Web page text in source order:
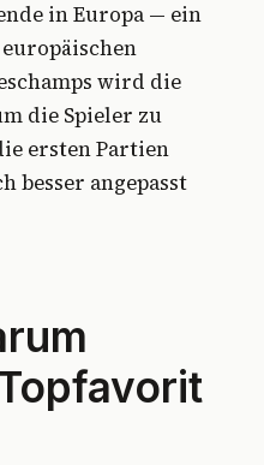
in Europa — ein
wird die
die Spieler zu
ersten Partien
besser angepasst